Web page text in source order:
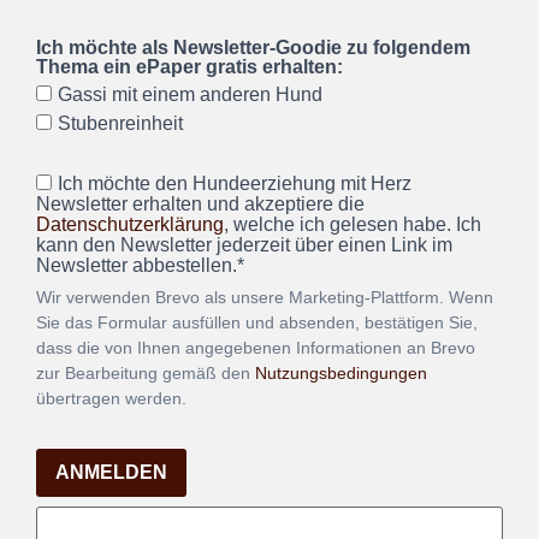
Ich möchte als Newsletter-Goodie zu folgendem
Thema ein ePaper gratis erhalten:
Gassi mit einem anderen Hund
Stubenreinheit
Ich möchte den Hundeerziehung mit Herz
Newsletter erhalten und akzeptiere die
Datenschutzerklärung, welche ich gelesen habe. Ich
kann den Newsletter jederzeit über einen Link im
Newsletter abbestellen.*
Wir verwenden Brevo als unsere Marketing-Plattform. Wenn
Sie das Formular ausfüllen und absenden, bestätigen Sie,
dass die von Ihnen angegebenen Informationen an Brevo
zur Bearbeitung gemäß den Nutzungsbedingungen
übertragen werden.
ANMELDEN